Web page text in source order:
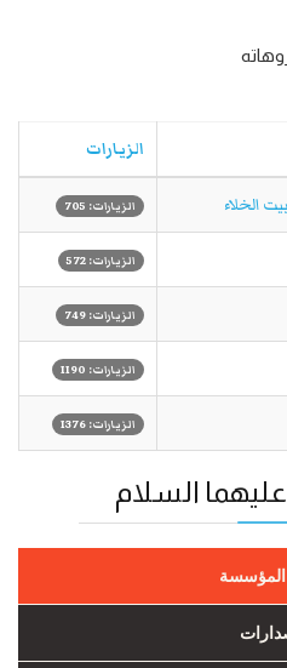
الزيارات
الخلاء الزيارات: 705
الزيارات: 572
الزيارات: 749
الزيارات: 1190
الزيارات: 1376
السلام
المؤسسة